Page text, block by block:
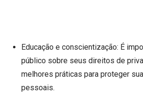
Educação e conscientização: É
público sobre seus direitos de
melhores práticas para proteger
pessoais.